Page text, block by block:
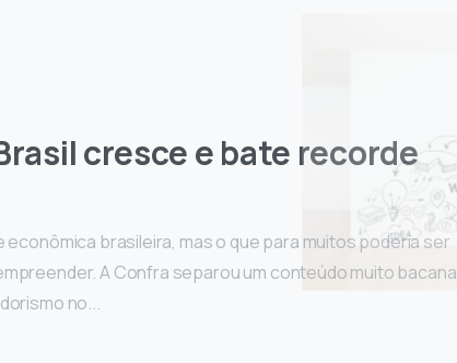
cresce e bate recorde
brasileira, mas o que para muitos poderia ser
A Confra separou um conteúdo muito bacana
no...